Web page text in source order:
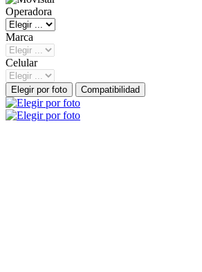
Operadora
Marca
Celular